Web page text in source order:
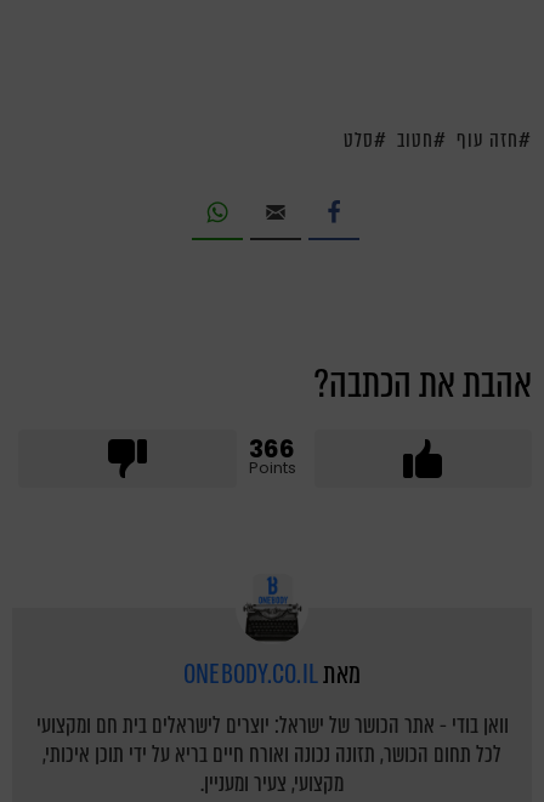
חזה עוף חטוב סלט
אהבת את הכתבה?
366
Points
מאתONEBODY.CO.IL
וואן בודי - אתר הכושר של ישראל: יוצרים לישראלים בית חם ומקצועי
לכל תחום הכושר, תזונה נכונה ואורח חיים בריא על ידי תוכן איכותי,
מקצועי, צעיר ומעניין.